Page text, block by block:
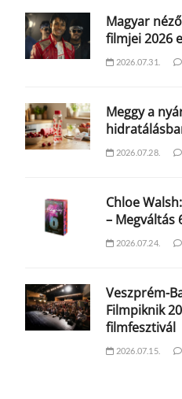
Magyar
filmjei 2026
2026.07.31.
Meggy a
2026.07.28.
Chloe
– Megváltás
2026.07.24.
Veszprém-
Filmpiknik
filmfesztivál
2026.07.15.